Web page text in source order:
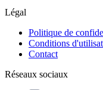
Légal
Politique de
Conditions
Contact
Réseaux sociaux